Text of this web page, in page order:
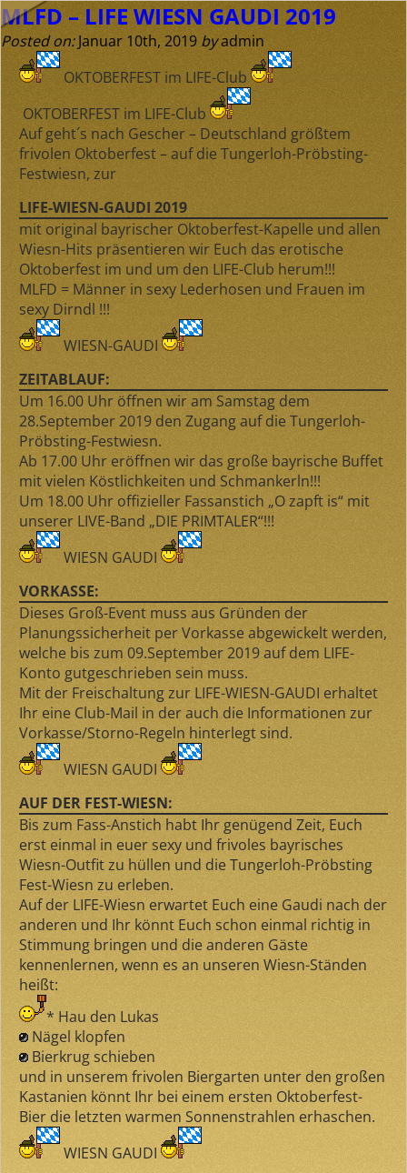
MLFD – LIFE WIESN GAUDI 2019
Posted on:Januar 10th, 2019 byadmin
OKTOBERFEST im LIFE-Club
OKTOBERFEST im LIFE-Club
Auf geht´s nach Gescher – Deutschland größtem
frivolen Oktoberfest– auf die Tungerloh-Pröbsting-
Festwiesn, zur
LIFE-WIESN-GAUDI 2019
mit original bayrischer Oktoberfest-Kapelle und allen
Wiesn-Hits präsentieren wir Euch das erotische
Oktoberfest im und um den LIFE-Club herum!!!
MLFD = Männer in sexy Lederhosen und Frauen im
sexy Dirndl !!!
WIESN-GAUDI
ZEITABLAUF:
Um 16.00 Uhr öffnen wir am Samstag dem
28.September 2019 den Zugang auf die Tungerloh-
Pröbsting-Festwiesn.
Ab 17.00 Uhr eröffnen wir das große bayrische Buffet
mit vielen Köstlichkeiten und Schmankerln!!!
Um 18.00 Uhr offizieller Fassanstich „O zapft is“ mit
unserer LIVE-Band „DIE PRIMTALER“!!!
WIESN GAUDI
VORKASSE:
Dieses Groß-Event muss aus Gründen der
Planungssicherheit per Vorkasse abgewickelt werden,
welche bis zum 09.September 2019auf dem LIFE-
Konto gutgeschrieben sein muss.
Mit der Freischaltung zur LIFE-WIESN-GAUDI erhaltet
Ihr eine Club-Mail in der auch die Informationen zur
Vorkasse/Storno-Regeln hinterlegt sind.
WIESN GAUDI
AUF DER FEST-WIESN:
Bis zum Fass-Anstich habt Ihr genügend Zeit, Euch
erst einmal in euer sexy und frivoles bayrisches
Wiesn-Outfit zu hüllen und die Tungerloh-Pröbsting
Fest-Wiesn zu erleben.
Auf der LIFE-Wiesn erwartet Euch eine Gaudi nach der
anderen und Ihr könnt Euch schon einmal richtig in
Stimmung bringen und die anderen Gäste
kennenlernen, wenn es an unseren Wiesn-Ständen
heißt:
* Hau den Lukas
Nägel klopfen
Bierkrug schieben
und in unserem frivolen Biergarten unter den großen
Kastanien könnt Ihr bei einem ersten Oktoberfest-
Bier die letzten warmen Sonnenstrahlen erhaschen.
WIESN GAUDI